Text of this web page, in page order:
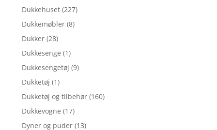
Dukkehuset (227)
Dukkemøbler (8)
Dukker (28)
Dukkesenge (1)
Dukkesengetøj (9)
Dukketøj (1)
Dukketøj og tilbehør (160)
Dukkevogne (17)
Dyner og puder (13)